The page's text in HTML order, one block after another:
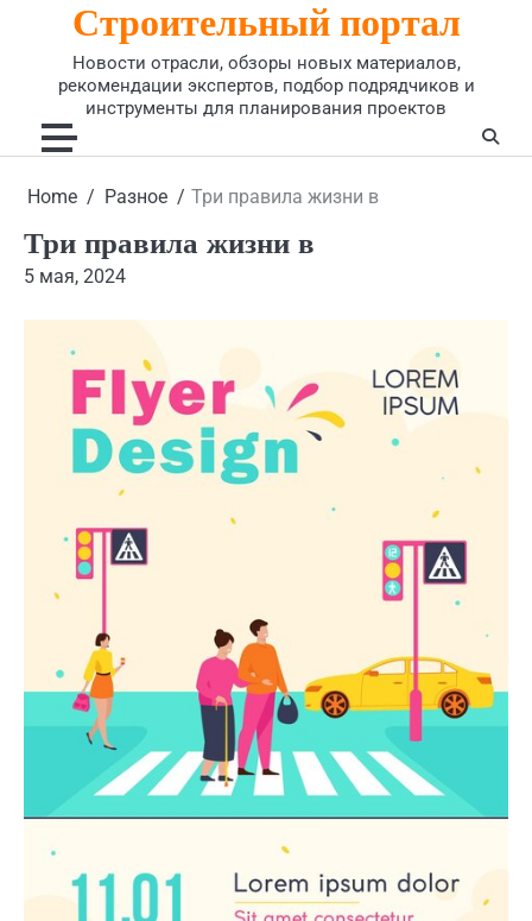
Строительный портал
Новости отрасли, обзоры новых материалов,
рекомендации экспертов, подбор подрядчиков и
инструменты для планирования проектов
Home Разное Три правила жизни в
Три правила жизни в
5 мая, 2024